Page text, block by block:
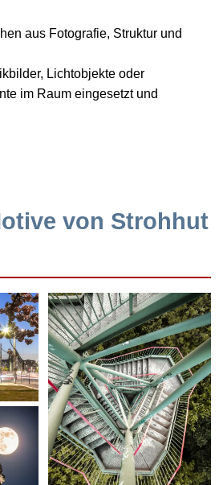
aus Fotografie, Struktur und
Lichtobjekte oder
im Raum eingesetzt und
von Strohhut